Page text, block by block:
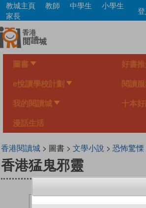
Skip
main
content
教城主頁 教師 中學生
小學生
家長
圖書 好書
e悅讀學校計劃 閱讀
我的閱讀城 十本
漫話生活
香港閱讀城> 圖書 > 文學小說 > 恐怖驚慄
香港猛鬼邪靈